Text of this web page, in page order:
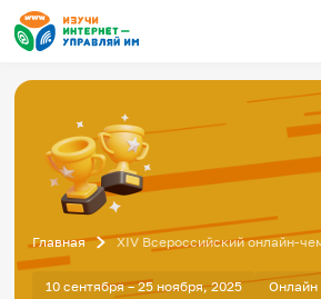
Медиацентр
О проекте
Фотогалерея
Видео
Инфографики
Главная
10 сентября – 25 ноября, 2025 Онлайн